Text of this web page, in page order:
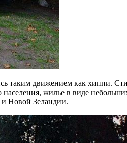
таким движением как хиппи.
жилье в виде
Новой Зеландии.